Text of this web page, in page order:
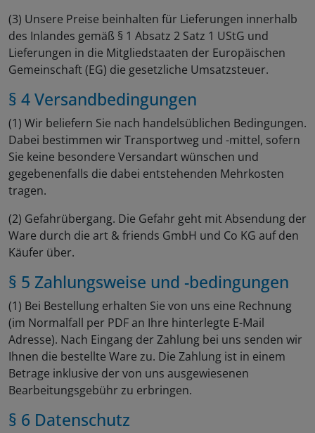
(3) Unsere Preise beinhalten für Lieferungen innerhalb
des Inlandes gemäß § 1 Absatz 2 Satz 1 UStG und
Lieferungen in die Mitgliedstaaten der Europäischen
Gemeinschaft (EG) die gesetzliche Umsatzsteuer.
§ 4 Versandbedingungen
(1) Wir beliefern Sie nach handelsüblichen Bedingungen.
Dabei bestimmen wir Transportweg und -mittel, sofern
Sie keine besondere Versandart wünschen und
gegebenenfalls die dabei entstehenden Mehrkosten
tragen.
(2) Gefahrübergang. Die Gefahr geht mit Absendung der
Ware durch die art & friends GmbH und Co KG auf den
Käufer über.
§ 5 Zahlungsweise und -bedingungen
(1) Bei Bestellung erhalten Sie von uns eine Rechnung
(im Normalfall per PDF an Ihre hinterlegte E-Mail
Adresse). Nach Eingang der Zahlung bei uns senden wir
Ihnen die bestellte Ware zu. Die Zahlung ist in einem
Betrage inklusive der von uns ausgewiesenen
Bearbeitungsgebühr zu erbringen.
§ 6 Datenschutz